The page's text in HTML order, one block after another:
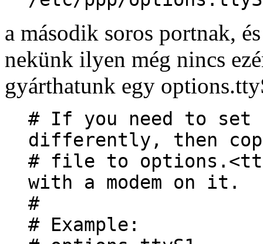
a második soros portnak,
nekünk ilyen még nincs
gyárthatunk egy
# If you need to
differently, then
# file to
with a modem on it.
#
# Example: